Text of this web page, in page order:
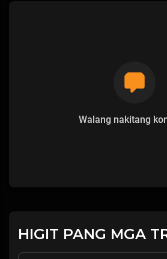
Walang nakitang
HIGIT PANG MGA